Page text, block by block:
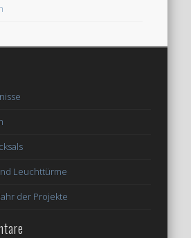
Leuchttürme
der Projekte